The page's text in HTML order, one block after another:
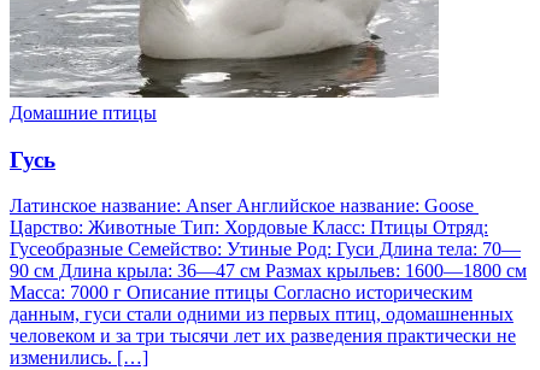
Домашние птицы
Гусь
Латинское название: Anser Английское название: Goose
Царство: Животные Тип: Хордовые Класс: Птицы Отряд:
Гусеобразные Семейство: Утиные Род: Гуси Длина тела: 70—
90 см Длина крыла: 36—47 см Размах крыльев: 1600—1800 см
Масса: 7000 г Описание птицы Согласно историческим
данным, гуси стали одними из первых птиц, одомашненных
человеком и за три тысячи лет их разведения практически не
изменились. […]